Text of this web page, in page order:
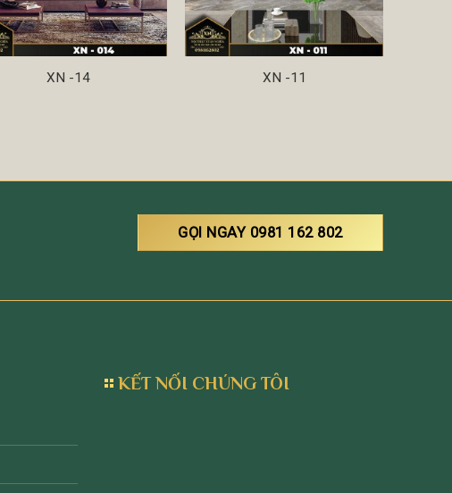
XN -14 XN -11
GỌI NGAY 0981 162 802
KẾT NỐI CHÚNG TÔI